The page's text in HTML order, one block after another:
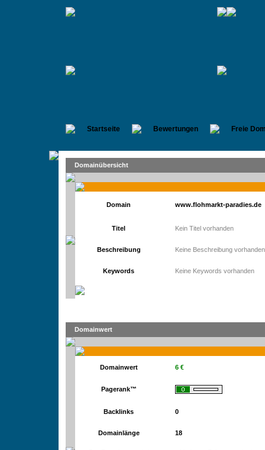
Startseite Bewertungen Freie
Domainübersicht
Domain www.flohmarkt-paradies.de
Titel Kein Titel vorhanden
Beschreibung Keine Beschreibung vorhanden
Keywords Keine Keywords vorhanden
Domainwert
Domainwert 6 €
Pagerank™
Backlinks 0
Domainlänge 18